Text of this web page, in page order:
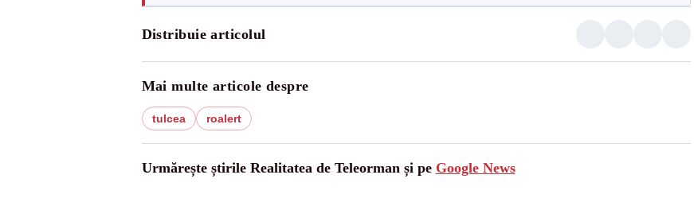
Distribuie articolul
Mai multe articole despre
tulcea roalert
Urmărește știrile Realitatea de Teleorman și pe Google News